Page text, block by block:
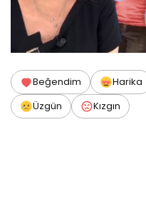
Beğendim Harika
Üzgün
Kızgın